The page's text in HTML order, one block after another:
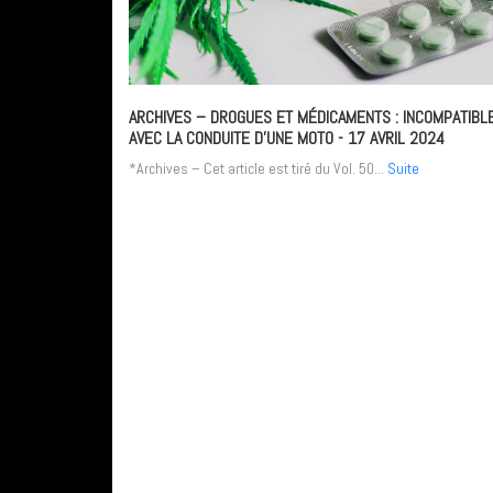
ARCHIVES – DROGUES ET MÉDICAMENTS :
AVEC LA CONDUITE D’UNE MOTO- 17 AVRIL 2024
*Archives – Cet article est tiré du Vol. 50... Suite